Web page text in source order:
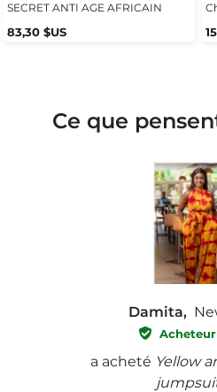
SECRET ANTI AGE AFRICAIN
83,30 $US
Ce que
Damita,
a acheté Yellow